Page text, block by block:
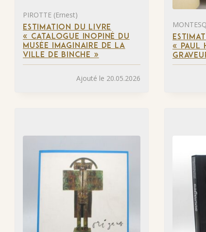
PIROTTE (Ernest)
ESTIMATION DU LIVRE
« CATALOGUE INOPINÉ DU
MUSÉE IMAGINAIRE DE LA
VILLE DE BINCHE »
Ajouté le 20.05.2026
« PAUL